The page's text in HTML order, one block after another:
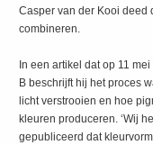
Casper van der Kooi deed
combineren.
In een artikel dat op 11
B beschrijft hij het proces
licht verstrooien en hoe
kleuren produceren. ‘Wij
gepubliceerd dat